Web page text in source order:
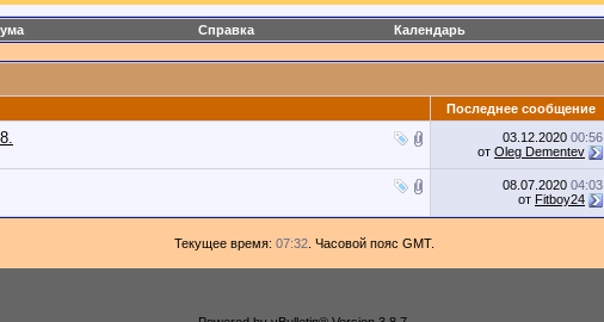
Справка Календарь
Последнее сообщение
03.12.2020 00:56
от Oleg Dementev
08.07.2020 04:03
от Fitboy24
Текущее время: 07:32 . Часовой пояс GMT.